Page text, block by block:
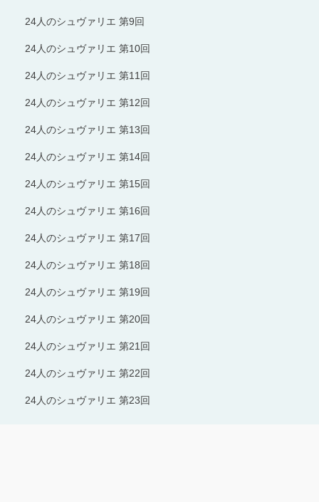
24人のシュヴァリエ 第9回
24人のシュヴァリエ 第10回
24人のシュヴァリエ 第11回
24人のシュヴァリエ 第12回
24人のシュヴァリエ 第13回
24人のシュヴァリエ 第14回
24人のシュヴァリエ 第15回
24人のシュヴァリエ 第16回
24人のシュヴァリエ 第17回
24人のシュヴァリエ 第18回
24人のシュヴァリエ 第19回
24人のシュヴァリエ 第20回
24人のシュヴァリエ 第21回
24人のシュヴァリエ 第22回
24人のシュヴァリエ 第23回